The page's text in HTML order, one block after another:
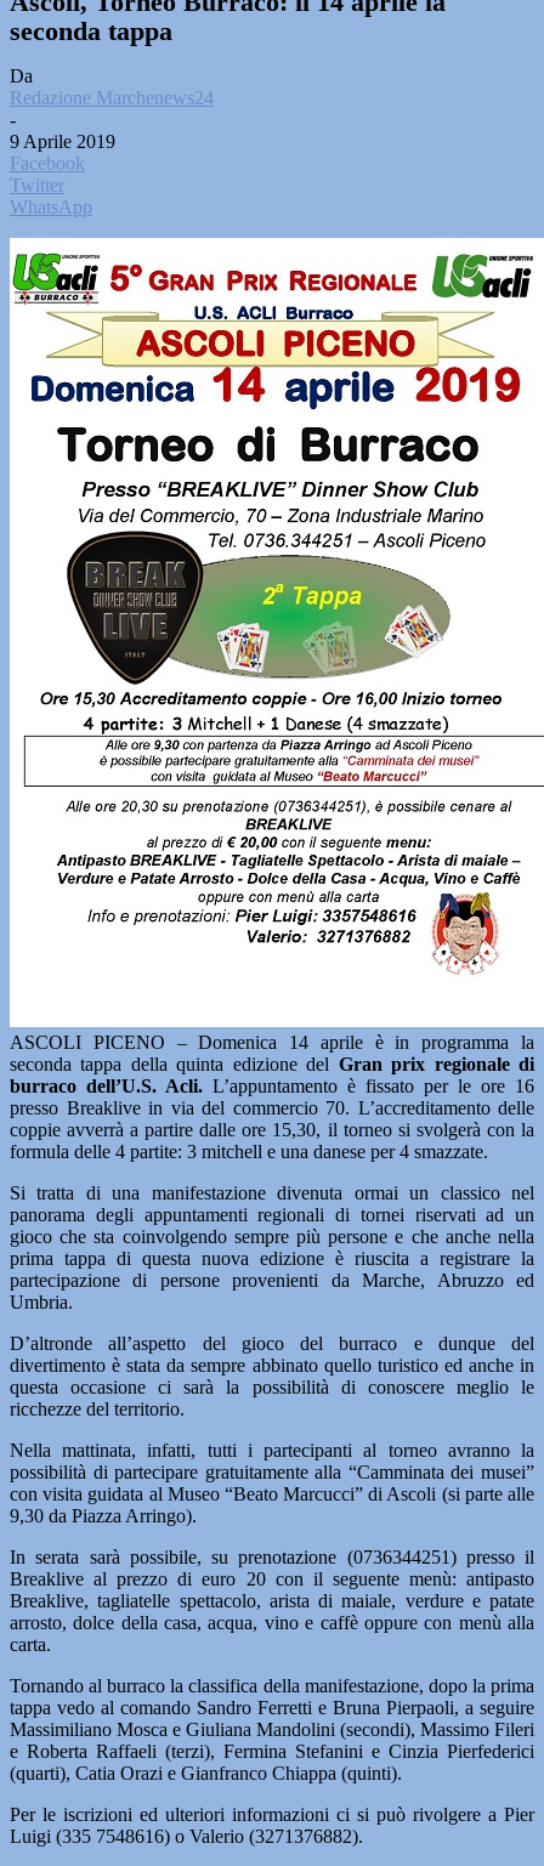
seconda tappa
Da
Redazione Marchenews24
-
9 Aprile 2019
Facebook
Twitter
WhatsApp
ASCOLI PICENO – Domenica 14 aprile è in programma la
seconda tappa della quinta edizione del Gran prix regionale di
burraco dell’U.S. Acli. L’appuntamento è fissato per le ore 16
presso Breaklive in via del commercio 70. L’accreditamento delle
coppie avverrà a partire dalle ore 15,30, il torneo si svolgerà con la
formula delle 4 partite: 3 mitchell e una danese per 4 smazzate.
Si tratta di una manifestazione divenuta ormai un classico nel
panorama degli appuntamenti regionali di tornei riservati ad un
gioco che sta coinvolgendo sempre più persone e che anche nella
prima tappa di questa nuova edizione è riuscita a registrare la
partecipazione di persone provenienti da Marche, Abruzzo ed
Umbria.
D’altronde all’aspetto del gioco del burraco e dunque del
divertimento è stata da sempre abbinato quello turistico ed anche in
questa occasione ci sarà la possibilità di conoscere meglio le
ricchezze del territorio.
Nella mattinata, infatti, tutti i partecipanti al torneo avranno la
possibilità di partecipare gratuitamente alla “Camminata dei musei”
con visita guidata al Museo “Beato Marcucci” di Ascoli (si parte alle
9,30 da Piazza Arringo).
In serata sarà possibile, su prenotazione (0736344251) presso il
Breaklive al prezzo di euro 20 con il seguente menù: antipasto
Breaklive, tagliatelle spettacolo, arista di maiale, verdure e patate
arrosto, dolce della casa, acqua, vino e caffè oppure con menù alla
carta.
Tornando al burraco la classifica della manifestazione, dopo la prima
tappa vedo al comando Sandro Ferretti e Bruna Pierpaoli, a seguire
Massimiliano Mosca e Giuliana Mandolini (secondi), Massimo Fileri
e Roberta Raffaeli (terzi), Fermina Stefanini e Cinzia Pierfederici
(quarti), Catia Orazi e Gianfranco Chiappa (quinti).
Per le iscrizioni ed ulteriori informazioni ci si può rivolgere a Pier
Luigi (335 7548616) o Valerio (3271376882).